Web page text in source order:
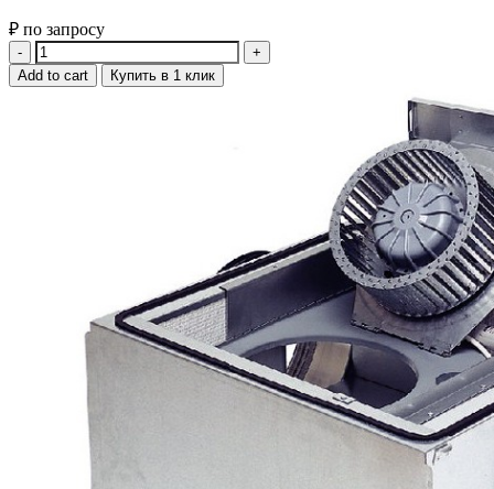
₽ по запросу
Quantity
Add to cart Купить в 1 клик